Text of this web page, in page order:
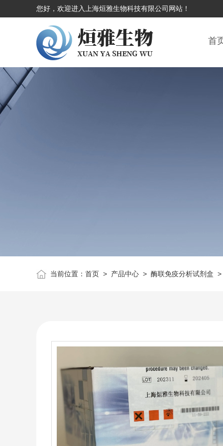
您好，欢迎进入上海烜雅生物科技有限公司网站！
首
当前位置： 首页> 产品中心> 酶联免疫分析试剂盒